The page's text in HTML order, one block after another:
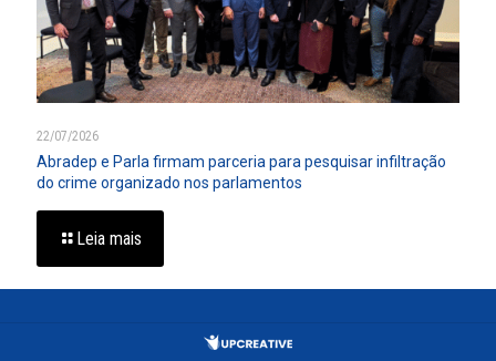
22/07/2026
Abradep e Parla firmam parceria para pesquisar infiltração
do crime organizado nos parlamentos
Leia mais